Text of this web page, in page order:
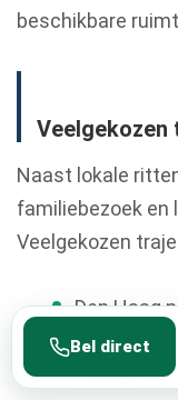
beschikbare
Veelgekozen
Naast lokale
familiebezoek en
Veelgekozen
Den Haag
Den Haag
Zamen
Bel direct